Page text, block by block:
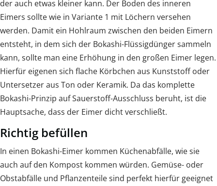
der auch etwas kleiner kann. Der Boden des inneren
Eimers sollte wie in Variante 1 mit Löchern versehen
werden. Damit ein Hohlraum zwischen den beiden Eimern
entsteht, in dem sich der Bokashi-Flüssigdünger sammeln
kann, sollte man eine Erhöhung in den großen Eimer legen.
Hierfür eigenen sich flache Körbchen aus Kunststoff oder
Untersetzer aus Ton oder Keramik. Da das komplette
Bokashi-Prinzip auf Sauerstoff-Ausschluss beruht, ist die
Hauptsache, dass der Eimer dicht verschließt.
Richtig befüllen
In einen Bokashi-Eimer kommen Küchenabfälle, wie sie
auch auf den Kompost kommen würden. Gemüse- oder
Obstabfälle und Pflanzenteile sind perfekt hierfür geeignet